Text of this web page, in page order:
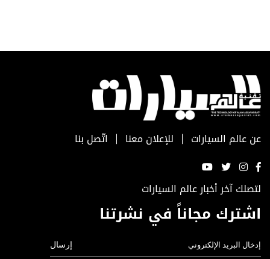
عن عالم السيارات للإعلان معنا اتّصل بنا
لتصلك آخر أخبار عالم السيارات
اشترك مجاناً في نشرتنا